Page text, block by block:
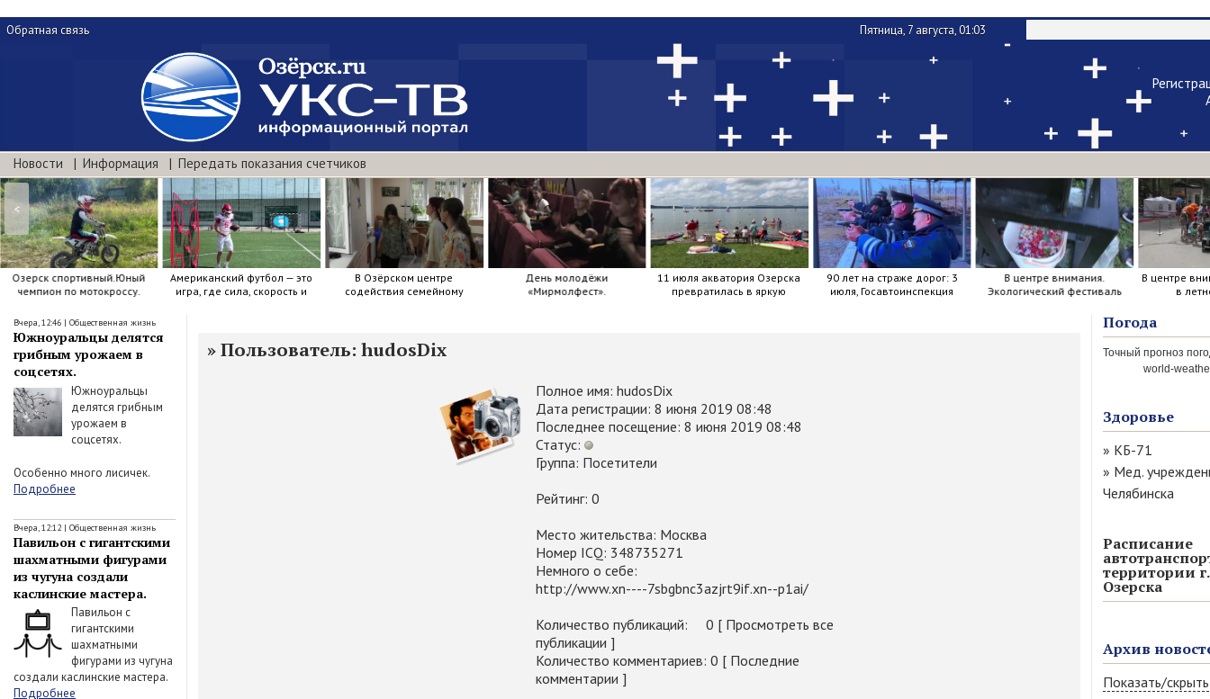
Обратная связь Пятница, 7 августа, 01:03
Чужой
Напомнить
Новости Информация Передать показания счетчиков
Американский футбол — это
игра, где сила, скорость и
В Озёрском центре
содействия семейному
День молодёжи
«Мирмолфест».
11 июля акватория Озерска
превратилась в яркую
90 лет на страже дорог: 3
июля, Госавтоинспекция
В центре внимания.
Экологический фестиваль
В центре внимания. Прогулка
в летнем парке.
В центре
<
Вчера, 12:46 | Общественная жизнь
Южноуральцы делятся
грибным урожаем в
соцсетях.
Южноуральцы
делятся грибным
урожаем в
соцсетях.
Особенно много лисичек.
Подробнее
Вчера, 12:12 | Общественная жизнь
Павильон с гигантскими
шахматными фигурами
из чугуна создали
каслинские мастера.
Павильон с
гигантскими
шахматными
фигурами из чугуна
создали каслинские мастера.
Подробнее
»Пользователь: hudosDix
Полное имя: hudosDix
Дата регистрации: 8 июня 2019 08:48
Последнее посещение: 8 июня 2019 08:48
Статус:
Группа: Посетители
Рейтинг: 0
Место жительства: Москва
Номер ICQ: 348735271
Немного о себе:
http://www.xn----7sbgbnc3azjrt9if.xn--p1ai/
Количество публикаций: 0 [ Просмотреть все
публикации ]
Количество комментариев: 0 [ Последние
комментарии ]
Погода
world-
Здоровье
» КБ-71
» Мед.
Челябинска
Расписание
территории г.
Озерска
Архив
Показать/скрыть